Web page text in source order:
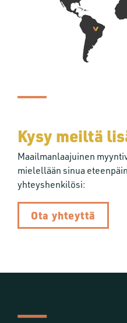
Kysy meiltä
Maailmanlaajuinen
mielellään sinua
yhteyshenkilösi:
Ota yhteyttä